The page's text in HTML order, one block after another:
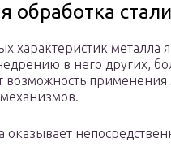
обработка
характеристик металла
в него других,
возможность
оказывает